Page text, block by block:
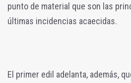
punto de material que son las
últimas incidencias acaecidas.
El primer edil adelanta, además,